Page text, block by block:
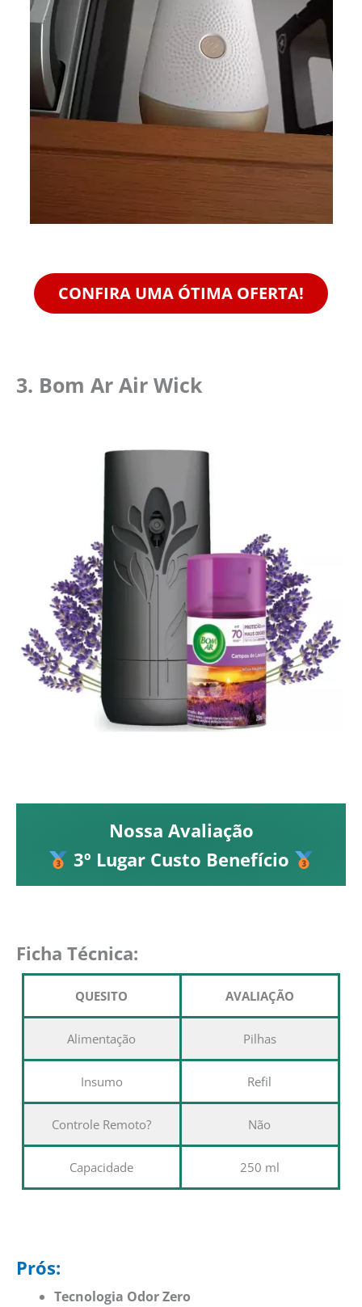
CONFIRA UMA ÓTIMA OFERTA!
3. Bom Ar Air Wick
Nossa Avaliação
3º Lugar Custo Benefício
Ficha Técnica:
QUESITO AVALIAÇÃO
Alimentação Pilhas
Insumo Refil
Controle Remoto? Não
Capacidade 250 ml
Prós:
Tecnologia Odor Zero